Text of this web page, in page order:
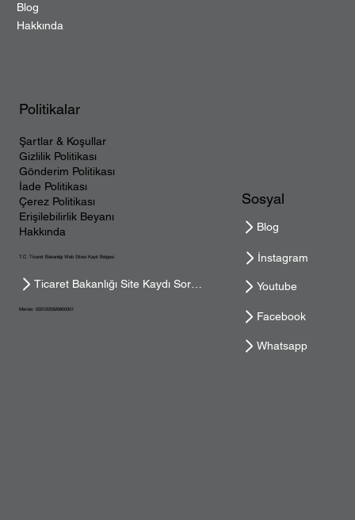
Politikalar
Şartlar & Koşullar
Gizlilik Politikası
Gönderim Politikası
İade Politikası
Çerez Politikası
Erişilebilirlik Beyanı
Hakkında
T.C. Ticaret Bakanlığı Web Sitesi Kayıt Belgesi
Mersis: 0331225926800001
Blog
Hakkında
Sosyal
Blog
İnstagram
Youtube
Facebook
Whatsapp